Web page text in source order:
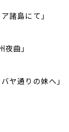
諸島にて」
夜曲」
ヤ通りの妹へ」